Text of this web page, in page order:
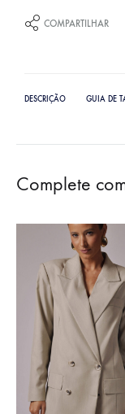
COMPARTILHAR
DESCRIÇÃO GUIA DE
Complete